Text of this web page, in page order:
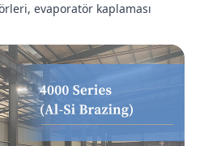
evaporatör kaplaması